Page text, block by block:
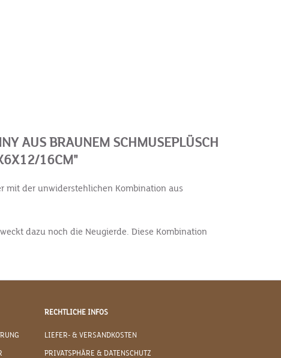
AUS BRAUNEM SCHMUSEPLÜSCH
16CM"
mit der unwiderstehlichen Kombination aus
dazu noch die Neugierde. Diese Kombination
RECHTLICHE INFOS
LIEFER- & VERSANDKOSTEN
PRIVATSPHÄRE & DATENSCHUTZ